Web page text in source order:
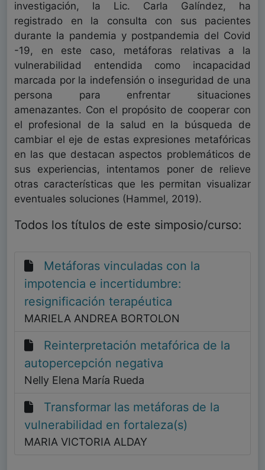
investigación, la Lic. Carla Galíndez, ha
registrado en la consulta con sus pacientes
durante la pandemia y postpandemia del Covid
-19, en este caso, metáforas relativas a la
vulnerabilidad entendida como incapacidad
marcada por la indefensión o inseguridad de una
persona para enfrentar situaciones
amenazantes. Con el propósito de cooperar con
el profesional de la salud en la búsqueda de
cambiar el eje de estas expresiones metafóricas
en las que destacan aspectos problemáticos de
sus experiencias, intentamos poner de relieve
otras características que les permitan visualizar
eventuales soluciones (Hammel, 2019).
Todos los títulos de este simposio/curso:
Metáforas vinculadas con la
impotencia e incertidumbre:
resignificación terapéutica
MARIELA ANDREA BORTOLON
Reinterpretación metafórica de la
autopercepción negativa
Nelly Elena María Rueda
Transformar las metáforas de la
vulnerabilidad en fortaleza(s)
MARIA VICTORIA ALDAY